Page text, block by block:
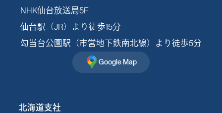
NHK仙台放送局5F
仙台駅（JR）より徒歩15分
勾当台公園駅（市営地下鉄南北線）より徒歩5分
Google Map
北海道支社